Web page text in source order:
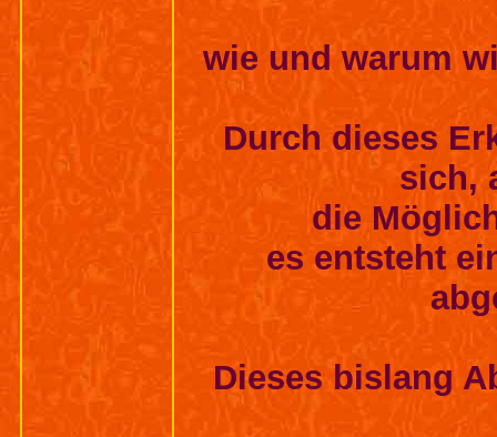
wie und warum
Durch dieses
sich,
die
es entsteht
Dieses bislang